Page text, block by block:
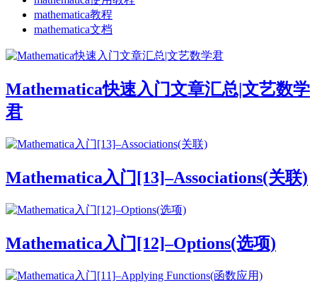
mathematica教程
mathematica文档
Mathematica快速入门文章汇总|文艺数学
君
Mathematica入门[13]–Associations(关联)
Mathematica入门[12]–Options(选项)